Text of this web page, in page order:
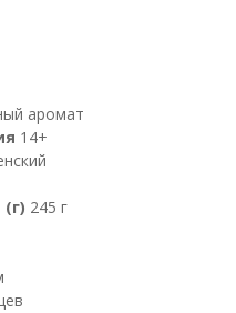
аромат
14+
245 г